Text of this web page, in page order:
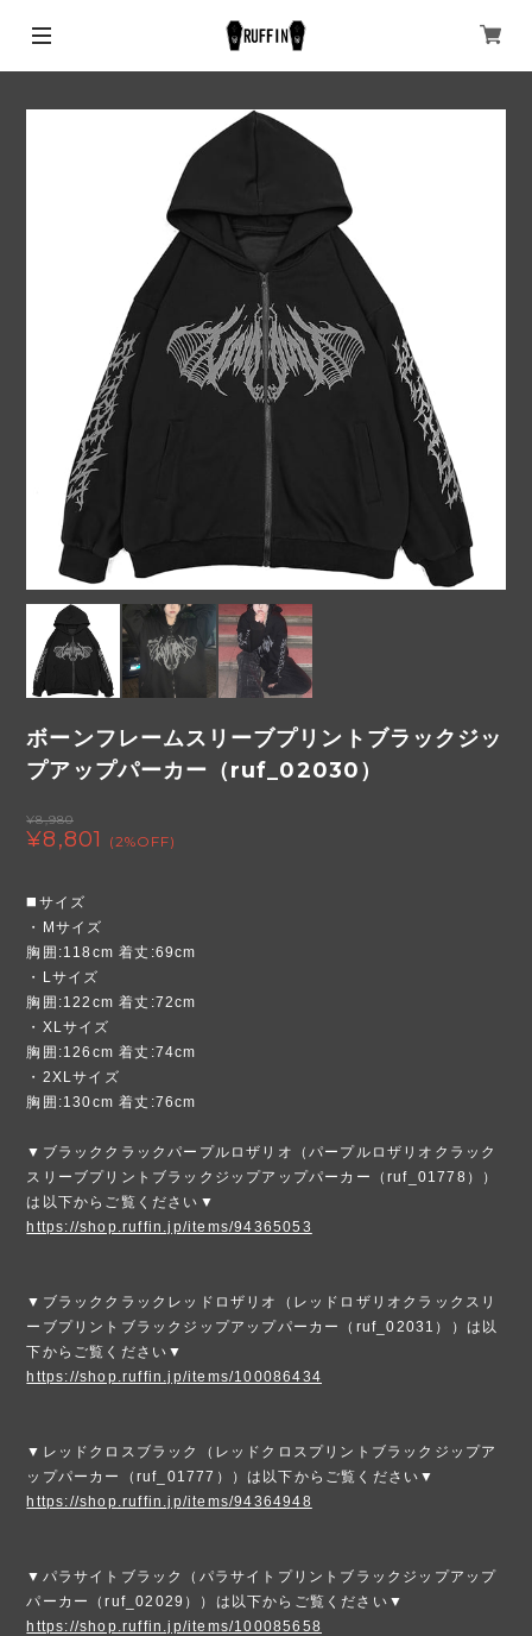
ボーンフレームスリーブプリントブラックジッ
プアップパーカー（ruf_02030）
¥8,980
¥8,801 (2%OFF)
◼️サイズ
・Mサイズ
胸囲:118cm 着丈:69cm
・Lサイズ
胸囲:122cm 着丈:72cm
・XLサイズ
胸囲:126cm 着丈:74cm
・2XLサイズ
胸囲:130cm 着丈:76cm
▼ブラッククラックパープルロザリオ（パープルロザリオクラック
スリーブプリントブラックジップアップパーカー（ruf_01778））
は以下からご覧ください▼
https://shop.ruffin.jp/items/94365053
▼ブラッククラックレッドロザリオ（レッドロザリオクラックスリ
ーブプリントブラックジップアップパーカー（ruf_02031））は以
下からご覧ください▼
https://shop.ruffin.jp/items/100086434
▼レッドクロスブラック（レッドクロスプリントブラックジップア
ップパーカー（ruf_01777））は以下からご覧ください▼
https://shop.ruffin.jp/items/94364948
▼パラサイトブラック（パラサイトプリントブラックジップアップ
パーカー（ruf_02029））は以下からご覧ください▼
https://shop.ruffin.jp/items/100085658